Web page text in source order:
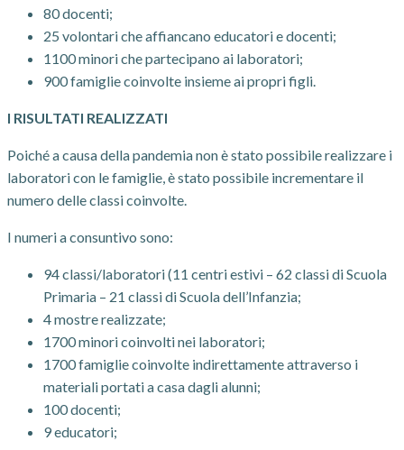
80 docenti;
25 volontari che affiancano educatori e docenti;
1100 minori che partecipano ai laboratori;
900 famiglie coinvolte insieme ai propri figli.
I RISULTATI REALIZZATI
Poiché a causa della pandemia non è stato possibile realizzare i
laboratori con le famiglie, è stato possibile incrementare il
numero delle classi coinvolte.
I numeri a consuntivo sono:
94 classi/laboratori (11 centri estivi – 62 classi di Scuola
Primaria – 21 classi di Scuola dell’Infanzia;
4 mostre realizzate;
1700 minori coinvolti nei laboratori;
1700 famiglie coinvolte indirettamente attraverso i
materiali portati a casa dagli alunni;
100 docenti;
9 educatori;